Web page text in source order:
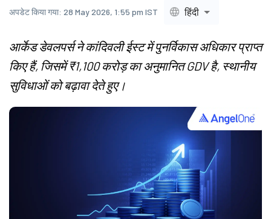
अपडेट किया गया: 28 May 2026, 1:55 pm IST हिंदी
आर्केड डेवलपर्स ने कांदिवली ईस्ट में पुनर्विकास अधिकार प्राप्त
किए हैं, जिसमें ₹1,100 करोड़ का अनुमानित GDV है, स्थानीय
सुविधाओं को बढ़ावा देते हुए।